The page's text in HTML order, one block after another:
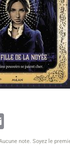
note. Soyez le